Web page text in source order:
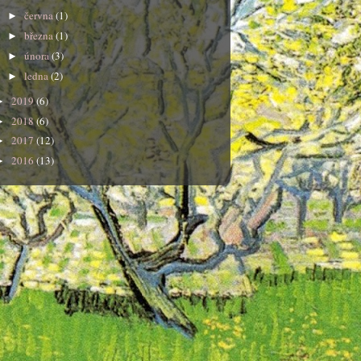
► června(1)
►března(1)
►února(3)
►ledna(2)
2019(6)
2018(6)
2017(12)
2016(13)